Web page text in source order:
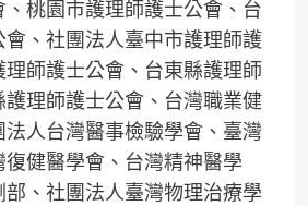
桃園市護理師護士公會、台
、社團法人臺中市護理師護
師護士公會、台東縣護理師
理師護士公會、台灣職業健
人台灣醫事檢驗學會、臺灣
健醫學會、台灣精神醫學
、社團法人臺灣物理治療學